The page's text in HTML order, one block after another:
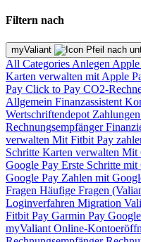
Filtern nach
myValiant
All Categories Anlegen
Karten verwalten mit Apple
Pay Click to Pay CO2-
Allgemein Finanzassistent
Wertschriftendepot Zahlungen
Rechnungsempfänger
verwalten Mit Fitbit Pay
Schritte Karten verwalten Mit
Google Pay Erste Schritte mit
Google Pay Zahlen mit
Fragen Häufige Fragen
Loginverfahren Migration
Fitbit Pay Garmin Pay
myValiant Online-